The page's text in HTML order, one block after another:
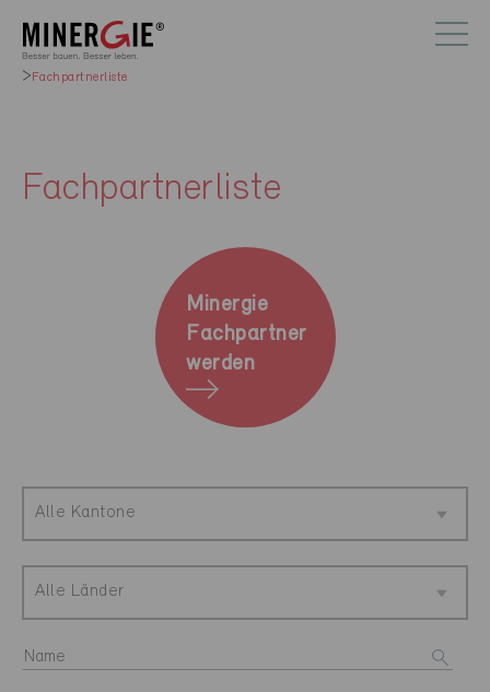
Fachpartnerliste
Fachpartnerliste
Minergie
Fachpartner
werden
Alle Kantone
Alle Länder